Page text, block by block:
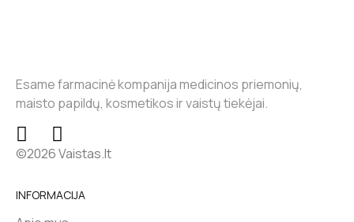
Esame farmacinė kompanija medicinos priemonių,
maisto papildų, kosmetikos ir vaistų tiekėjai.
©2026 Vaistas.lt
INFORMACIJA